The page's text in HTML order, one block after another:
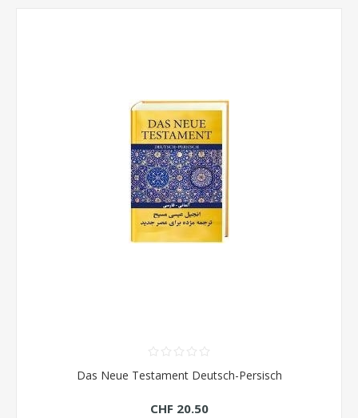
Das Neue Testament Deutsch-Persisch
CHF 20.50